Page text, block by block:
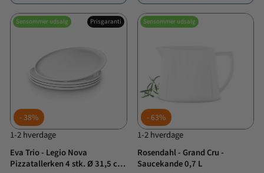
Sensommer udsalg Prisgaranti
38%
1-2 hverdage
Eva Trio - Legio Nova
Pizzatallerken 4 stk. Ø 31,5 cm
Sensommer udsalg
63%
1-2 hverdage
Rosendahl - Grand Cru -
Saucekande 0,7 L